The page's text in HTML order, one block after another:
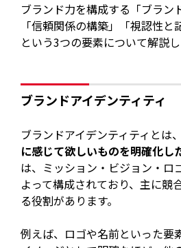
ブランド力を構成する「ブラン
「信頼関係の構築」「視認性と
という3つの要素について解説し
ブランドアイデンティティ
ブランドアイデンティティとは、
に感じて欲しいものを明確化し
は、ミッション・ビジョン・ロ
よって構成されており、主に競
る役割があります。
例えば、ロゴや名前といった要